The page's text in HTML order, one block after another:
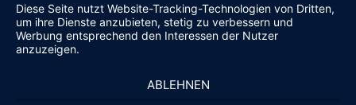
Diese Seite nutzt Website-Tracking-Technologien von Dritten,
um ihre Dienste anzubieten, stetig zu verbessern und
Werbung entsprechend den Interessen der Nutzer
anzuzeigen.
ABLEHNEN